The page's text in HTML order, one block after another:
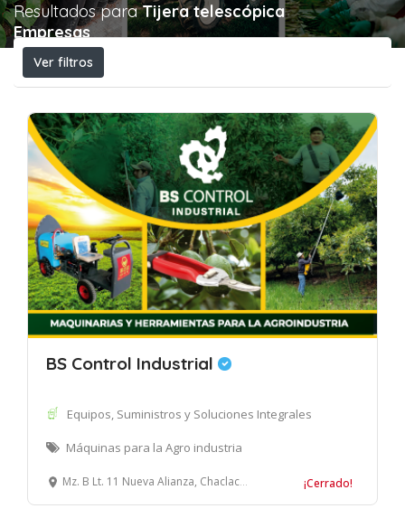
Resultados paraTijera telescópica
Empresas
Ver filtros
BS Control Industrial
Equipos, Suministros y Soluciones Integrales
Máquinas para la Agro industria
Mz. B Lt. 11 Nueva Alianza, Chaclacayo, Lima ¡Cerrado!